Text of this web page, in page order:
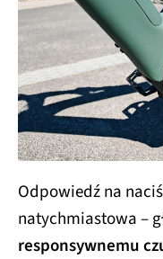
Odpowiedź na
natychmiastowa –
responsywnemu